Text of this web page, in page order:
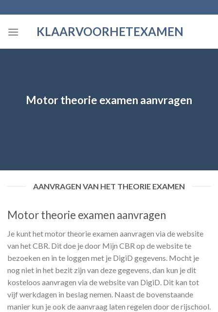
to
content
KLAARVOORHETEXAMEN
Motor theorie examen aanvragen
AANVRAGEN VAN HET THEORIE EXAMEN
Motor theorie examen aanvragen
Je kunt het motor theorie examen aanvragen via de website
van het CBR. Dit doe je door Mijn CBR op de website te
bezoeken en in te loggen met je DigiD gegevens. Mocht je
nog niet in het bezit zijn van deze gegevens, dan kun je dit
kosteloos aanvragen via de website van DigiD. Dit kan tot
vijf werkdagen in beslag nemen. Naast de bovenstaande
manier kun je ook de aanvraag laten regelen door de rijschool.